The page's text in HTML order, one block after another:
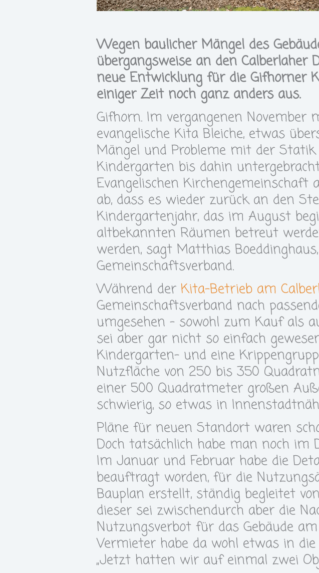
Wegen baulicher Mängel des
übergangsweise an den
neue Entwicklung für die Gifhorner
einiger Zeit noch ganz anders aus.
Gifhorn. Im vergangenen
evangelische Kita Bleiche, etwas
Mängel und Probleme mit der Statik
Kindergarten bis dahin
Evangelischen
ab, dass es wieder zurück an den
Kindergartenjahr, das im August
altbekannten Räumen betreut
werden, sagt Matthias
Gemeinschaftsverband.
Während derKita-Betrieb am
Gemeinschaftsverband nach
umgesehen – sowohl zum Kauf als
sei aber gar nicht so einfach
Kindergarten- und eine
Nutzfläche von 250 bis 350
einer 500 Quadratmeter großen
schwierig, so etwas in
Pläne für neuen Standort waren
Doch tatsächlich habe man noch im
Im Januar und Februar habe die
beauftragt worden, für die
Bauplan erstellt, ständig begleitet
dieser sei zwischendurch aber die
Nutzungsverbot für das Gebäude
Vermieter habe da wohl etwas in
„Jetzt hatten wir auf einmal zwei